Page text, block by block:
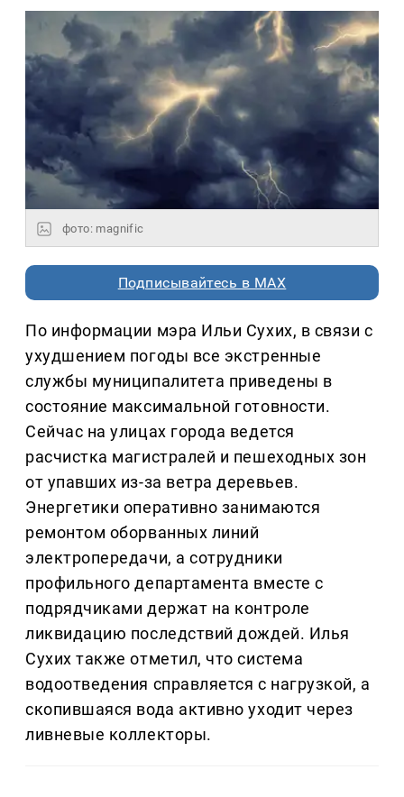
фото: magnific
Подписывайтесь в MAX
По информации мэра Ильи Сухих, в связи с
ухудшением погоды все экстренные
службы муниципалитета приведены в
состояние максимальной готовности.
Сейчас на улицах города ведется
расчистка магистралей и пешеходных зон
от упавших из-за ветра деревьев.
Энергетики оперативно занимаются
ремонтом оборванных линий
электропередачи, а сотрудники
профильного департамента вместе с
подрядчиками держат на контроле
ликвидацию последствий дождей. Илья
Сухих также отметил, что система
водоотведения справляется с нагрузкой, а
скопившаяся вода активно уходит через
ливневые коллекторы.